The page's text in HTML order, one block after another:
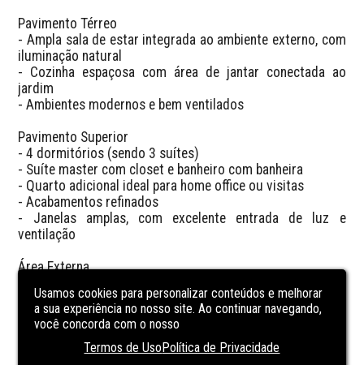
Pavimento Térreo
- Ampla sala de estar integrada ao ambiente externo, com
iluminação natural
- Cozinha espaçosa com área de jantar conectada ao
jardim
- Ambientes modernos e bem ventilados
Pavimento Superior
- 4 dormitórios (sendo 3 suítes)
- Suíte master com closet e banheiro com banheira
- Quarto adicional ideal para home office ou visitas
- Acabamentos refinados
- Janelas amplas, com excelente entrada de luz e
ventilação
Área Externa
- Espaço reservado e tranquilo, em contato com a
natureza
Informações Gerais
Usamos cookies para personalizar conteúdos e melhorar
a sua experiência no nosso site. Ao continuar navegando,
você concorda com o nosso
Termos de UsoPolítica de Privacidade